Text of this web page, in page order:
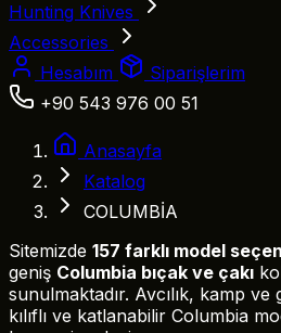
Hunting Knives
Accessories
Hesabım
Siparişlerim
+90 543 976 00 51
Anasayfa
Katalog
COLUMBİA
Sitemizde 157 farklı model
geniş Columbia bıçak ve çakı
sunulmaktadır. Avcılık, kamp
kılıflı ve katlanabilir Columbia